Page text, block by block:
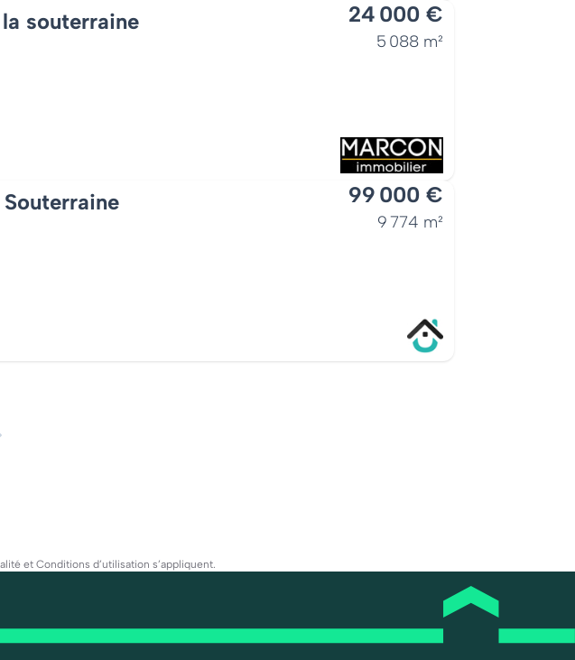
souterraine 24 000 €
5 088 m²
99 000 €
9 774 m²
et Conditions d’utilisation s’appliquent.